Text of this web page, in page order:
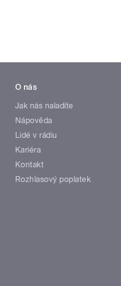
O nás
Jak nás naladíte
Nápověda
Lidé v rádiu
Kariéra
Kontakt
Rozhlasový poplatek